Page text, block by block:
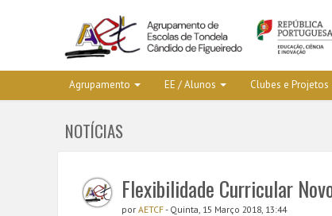
Agrupamento EE / Alunos Clubes e Projetos
NOTÍCIAS
Flexibilidade Curricular
por AETCF- Quinta, 15 Março 2018, 13:44